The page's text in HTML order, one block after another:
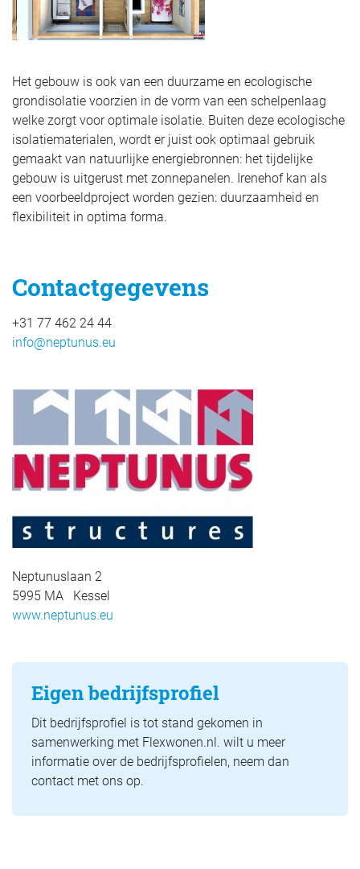
Het gebouw is ook van een duurzame en ecologische
grondisolatie voorzien in de vorm van een schelpenlaag
welke zorgt voor optimale isolatie. Buiten deze ecologische
isolatiematerialen, wordt er juist ook optimaal gebruik
gemaakt van natuurlijke energiebronnen: het tijdelijke
gebouw is uitgerust met zonnepanelen. Irenehof kan als
een voorbeeldproject worden gezien: duurzaamheid en
flexibiliteit in optima forma.
Contactgegevens
+31 77 462 24 44
info@neptunus.eu
Neptunuslaan 2
5995 MA Kessel
www.neptunus.eu
Eigen bedrijfsprofiel
Dit bedrijfsprofiel is tot stand gekomen in
samenwerking met Flexwonen.nl. wilt u meer
informatie over de bedrijfsprofielen, neem dan
contact met ons op.